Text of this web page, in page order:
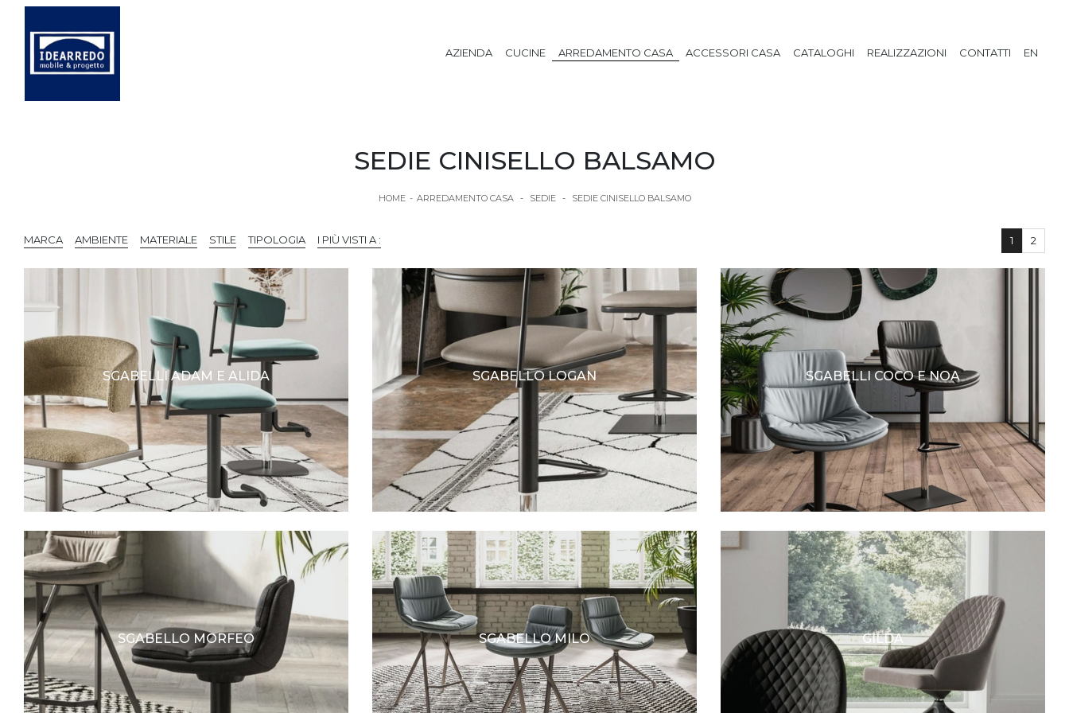
AZIENDA CUCINE ARREDAMENTO CASA ACCESSORI CASA CATALOGHI REALIZZAZIONI CONTATTI EN
SEDIE CINISELLO BALSAMO
HOME - ARREDAMENTO CASA - SEDIE - SEDIE CINISELLO BALSAMO
MARCA AMBIENTE MATERIALE STILE TIPOLOGIA I PIÙ VISTI A : 1 2
SGABELLI ADAM E ALIDA SGABELLO LOGAN SGABELLI COCO E NOA
SGABELLO MORFEO SGABELLO MILO GILDA